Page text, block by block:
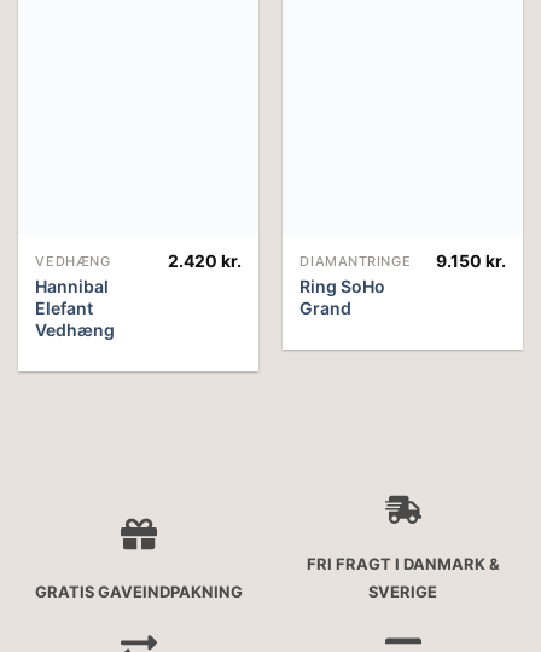
VEDHÆNG
Hannibal
Elefant
Vedhæng
2.420 kr. DIAMANTRINGE
Ring SoHo
Grand
9.150 kr.
GRATIS GAVEINDPAKNING
FRI FRAGT I DANMARK &
SVERIGE